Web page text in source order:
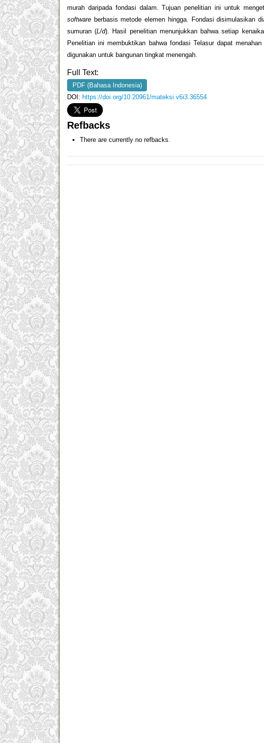
murah daripada fondasi dalam. Tujuan penelitian ini untuk
software berbasis metode elemen hingga. Fondasi disimulasikan
sumuran (L/d). Hasil penelitian menunjukkan bahwa setiap
Penelitian ini membuktikan bahwa fondasi Telasur dapat
digunakan untuk bangunan tingkat menengah.
Full Text:
PDF (Bahasa Indonesia)
DOI: https://doi.org/10.20961/mateksi.v6i3.36554
Refbacks
There are currently no refbacks.